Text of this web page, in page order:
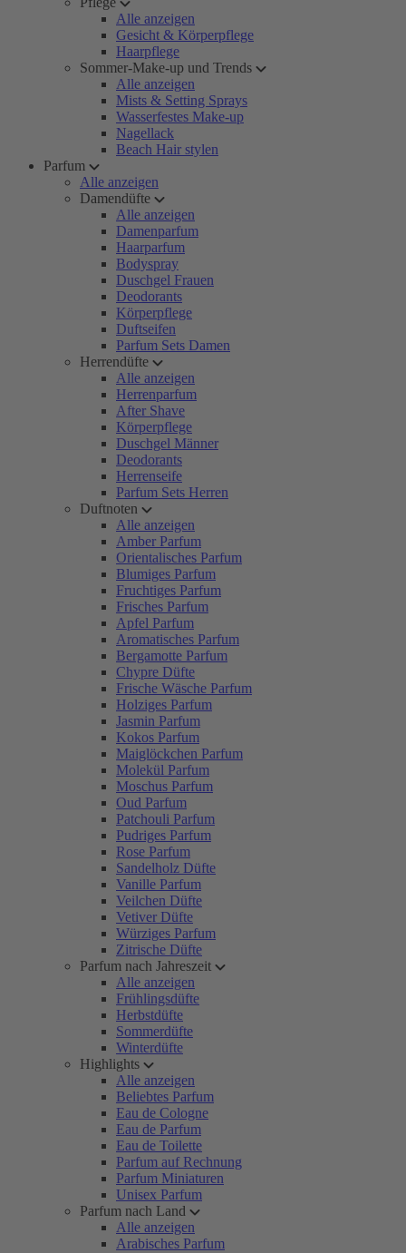
Alle anzeigen
Gesicht & Körperpflege
Haarpflege
Sommer-Make-up und Trends
Alle anzeigen
Mists & Setting Sprays
Wasserfestes Make-up
Nagellack
Beach Hair stylen
Parfum
Alle anzeigen
Damendüfte
Alle anzeigen
Damenparfum
Haarparfum
Bodyspray
Duschgel Frauen
Deodorants
Körperpflege
Duftseifen
Parfum Sets Damen
Herrendüfte
Alle anzeigen
Herrenparfum
After Shave
Körperpflege
Duschgel Männer
Deodorants
Herrenseife
Parfum Sets Herren
Duftnoten
Alle anzeigen
Amber Parfum
Orientalisches Parfum
Blumiges Parfum
Fruchtiges Parfum
Frisches Parfum
Apfel Parfum
Aromatisches Parfum
Bergamotte Parfum
Chypre Düfte
Frische Wäsche Parfum
Holziges Parfum
Jasmin Parfum
Kokos Parfum
Maiglöckchen Parfum
Molekül Parfum
Moschus Parfum
Oud Parfum
Patchouli Parfum
Pudriges Parfum
Rose Parfum
Sandelholz Düfte
Vanille Parfum
Veilchen Düfte
Vetiver Düfte
Würziges Parfum
Zitrische Düfte
Parfum nach Jahreszeit
Alle anzeigen
Frühlingsdüfte
Herbstdüfte
Sommerdüfte
Winterdüfte
Highlights
Alle anzeigen
Beliebtes Parfum
Eau de Cologne
Eau de Parfum
Eau de Toilette
Parfum auf Rechnung
Parfum Miniaturen
Unisex Parfum
Parfum nach Land
Alle anzeigen
Arabisches Parfum